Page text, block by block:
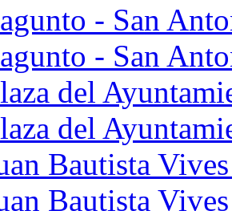
- San
- San
del
del
Bautista
Bautista